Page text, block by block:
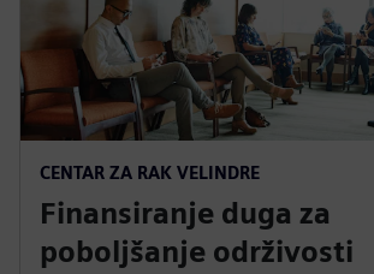
CENTAR ZA RAK VELINDRE
Finansiranje duga za
poboljšanje održivosti